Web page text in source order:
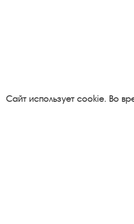
Посетителям
Сайт использует cookie. Во